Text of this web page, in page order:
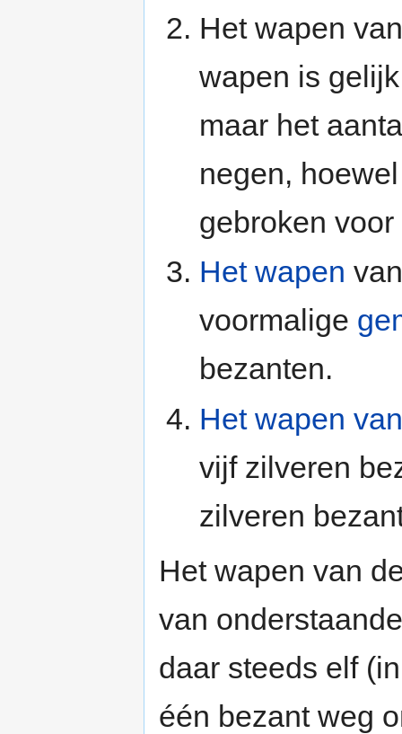
Het wapen
wapen is
maar het
negen,
gebroken
Het wapen
voormalige
bezanten.
Het wapen
vijf zilveren
zilveren
Het wapen van
van
daar steeds elf
één bezant weg